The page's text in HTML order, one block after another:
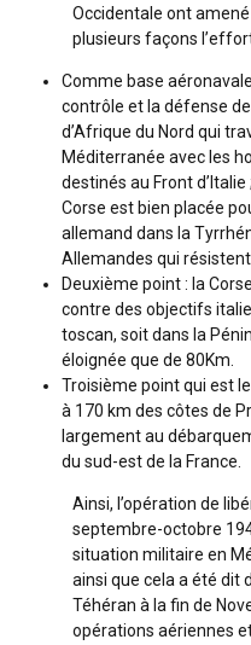
Occidentale ont
plusieurs façons
Comme base
contrôle et la défense
d’Afrique du Nord qui
Méditerranée avec les
destinés au Front d’Italie
Corse est bien placée
allemand dans la
Allemandes qui
Deuxième point : la
contre des objectifs
toscan, soit dans la
éloignée que de 80Km.
Troisième point qui est
à 170 km des côtes de
largement au
du sud-est de la France.
Ainsi, l’opération de
septembre-octobre
situation militaire en
ainsi que cela a été dit
Téhéran à la fin de
opérations aériennes